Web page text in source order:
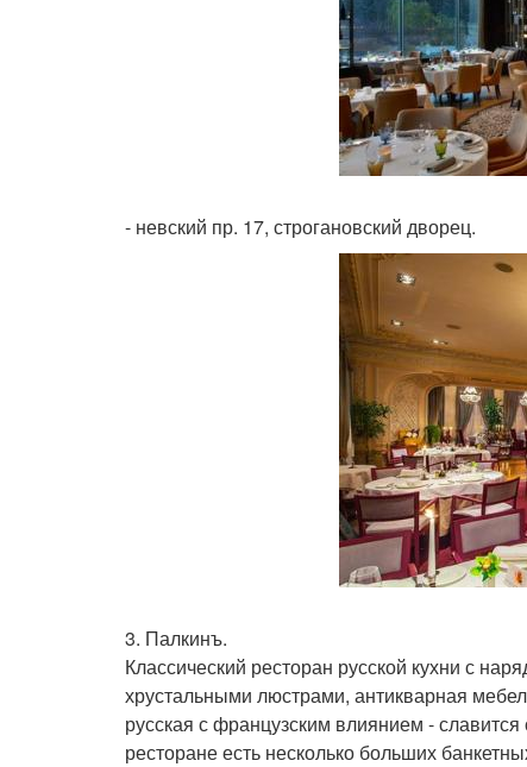
- невский пр. 17, строгановский дворец.
3. Палкинъ.
Классический ресторан русской кухни с
хрустальными люстрами, антикварная
русская с французским влиянием -
ресторане есть несколько больших